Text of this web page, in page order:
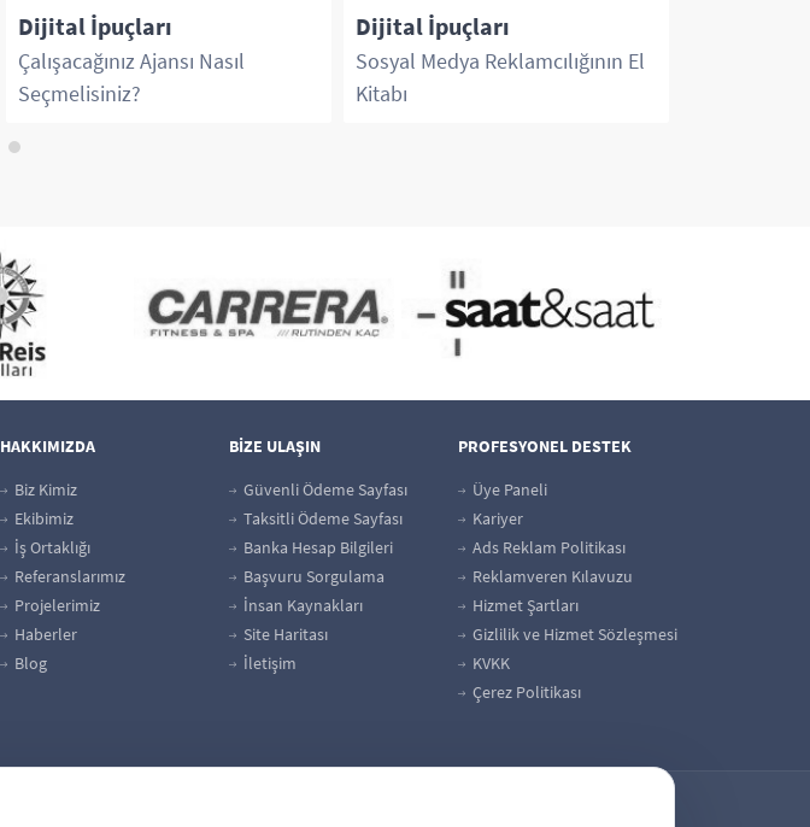
Dijital İpuçları
Çalışacağınız Ajansı Nasıl
Seçmelisiniz?
Dijital İpuçları
Sosyal Medya Reklamcılığının El
Kitabı
HAKKIMIZDA
Biz Kimiz
Ekibimiz
İş Ortaklığı
Referanslarımız
Projelerimiz
Haberler
Blog
BİZE ULAŞIN
Güvenli Ödeme Sayfası
Taksitli Ödeme Sayfası
Banka Hesap Bilgileri
Başvuru Sorgulama
İnsan Kaynakları
Site Haritası
İletişim
PROFESYONEL DESTEK
Üye Paneli
Kariyer
Ads Reklam Politikası
Reklamveren Kılavuzu
Hizmet Şartları
Gizlilik ve Hizmet Sözleşmesi
KVKK
Çerez Politikası